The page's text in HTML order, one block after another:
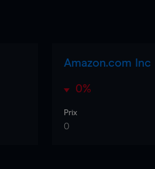
Amazon.com Inc
0%
Prix
0